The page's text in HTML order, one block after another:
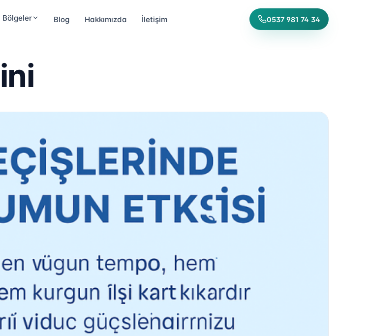
Bölgeler Blog Hakkımızda İletişim 0537 981 74 34